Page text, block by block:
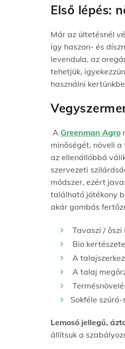
Első lépés:
Már az ültetésnél
így haszon- és
levendula, az
tehetjük,
használni
A Greenman Agro
minőségét, növeli
az ellenállóbbá
szervezeti
módszer, ezért
található jótékony
akár gombás
Tavaszi / őszi
Bio
A
A talaj
Sokféle
Lemosó jellegű,
állítsuk a